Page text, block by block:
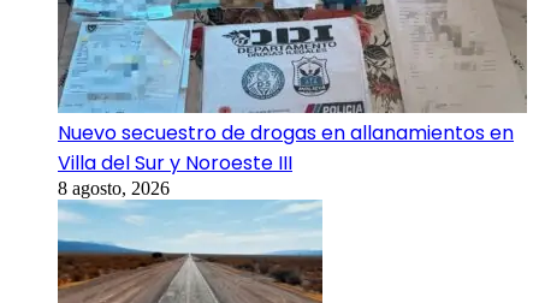
Nuevo secuestro de drogas en allanamientos en
Villa del Sur y Noroeste III
8 agosto, 2026